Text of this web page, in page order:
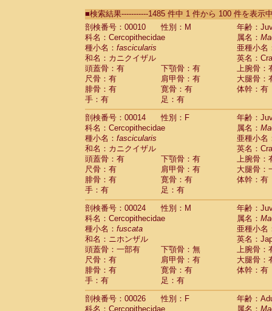
CebidaeSaguinus labiatus(0)
Cebidae Saguinus leucopus (6)
CebidaeSaguinus midas
CebidaeSaguinus mystax
CebidaeSaguinus nigricollis (34)
Cebidae Saguinus oedipus
Cebidae Saguinus weddelli
Cebidae Saguinusspp.
Cebidae Aotus trivirgatus
Cebidae Cebus albifrons
CebidaeCebus apella
CebidaeCebus capucinus
CebidaeCebus nigrivittatus
Cebidae Cebusspp.(0)
Cebidae Saimiri boliviensis
Cebidae Saimiri sciureus
Atelidae Alouatta caraya
AtelidaeAlouatta fusca
AtelidaeAlouatta seniculus
AtelidaeAlouatta
Atelidae
Atelidae Ateles geoffroyi
Atelidae Ateles paniscus
Atelidae Atelesspp.
Atelidae Lagothrix lagothricha
AtelidaeLagothrix lagothricha cana(0)
Pitheciidae
Cacajao calvus
■検索結果-----------1485 件中 1 件から 100 件を表示
剖検番号：00010
性別：M
年齢：
科名：Cercopithecidae
属名：
種小名： fascicularis
亜種小名
和名：カニクイザル
英名：
頭蓋骨：有
下顎骨：有
上腕骨：
尺骨：有
肩甲骨：有
大腿骨：
腓骨：有
寛骨：有
体幹：有
手：有
足：有
剖検番号：00014
性別：F
年齢：
科名：Cercopithecidae
属名：
種小名： fascicularis
亜種小名
和名：カニクイザル
英名：
頭蓋骨：有
下顎骨：有
上腕骨：
尺骨：有
肩甲骨：有
大腿骨：
腓骨：有
寛骨：有
体幹：有
手：有
足：有
剖検番号：00024
性別：M
年齢：
科名：Cercopithecidae
属名：
種小名： fuscata
亜種小名
和名：ニホンザル
英名：
頭蓋骨：一部有
下顎骨：無
上腕骨：
尺骨：有
肩甲骨：有
大腿骨：
腓骨：有
寛骨：有
体幹：有
手：有
足：有
剖検番号：00026
性別：F
年齢：
科名：Cercopithecidae
属名：